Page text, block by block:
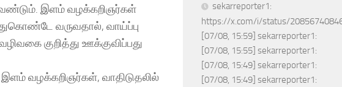
இளம் வழக்கறிஞர்கள்
வருவதால், வாய்ப்பு
குறித்து ஊக்குவிப்பது
இளம் வழக்கறிஞர்கள், வாதிடுதலில்
sekarreporter1:
https://x.com/i/status/
[07/08, 15:59] sekarreporter1:
[07/08, 15:55] sekarreporter1:
[07/08, 15:49] sekarreporter1:
[07/08, 15:49] sekarreporter1: